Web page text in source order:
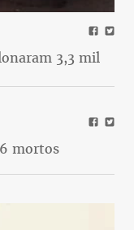
3,3 mil
mortos